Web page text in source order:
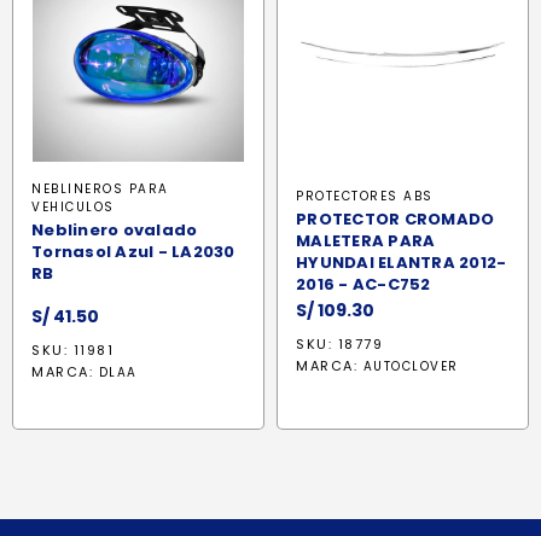
NEBLINEROS PARA
VEHICULOS
Neblinero ovalado
Tornasol Azul - LA2030
RB
S/ 41.50
SKU: 11981
MARCA: DLAA
PROTECTORES ABS
PROTECTOR CROMADO
MALETERA PARA
HYUNDAI ELANTRA 2012-
2016 - AC-C752
S/109.30
SKU: 18779
MARCA: AUTOCLOVER